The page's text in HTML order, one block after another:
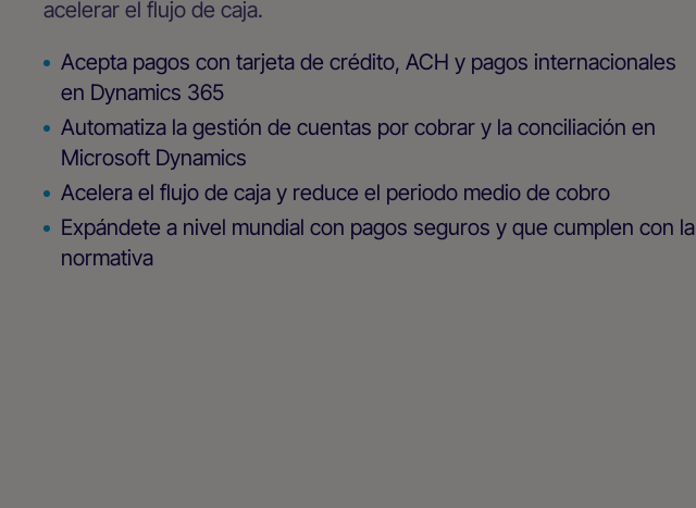
acelerar el flujo de caja.
Acepta pagos con tarjeta de crédito, ACH y pagos internacionales
en Dynamics 365
Automatiza la gestión de cuentas por cobrar y la conciliación en
Microsoft Dynamics
Acelera el flujo de caja y reduce el periodo medio de cobro
Expándete a nivel mundial con pagos seguros y que cumplen con la
normativa